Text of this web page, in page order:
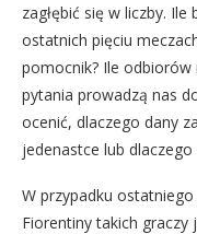
zagłębić się w liczby.
ostatnich pięciu
pomocnik? Ile odbiorów
pytania prowadzą nas
ocenić, dlaczego dany
jedenastce lub
W przypadku
Fiorentiny takich graczy